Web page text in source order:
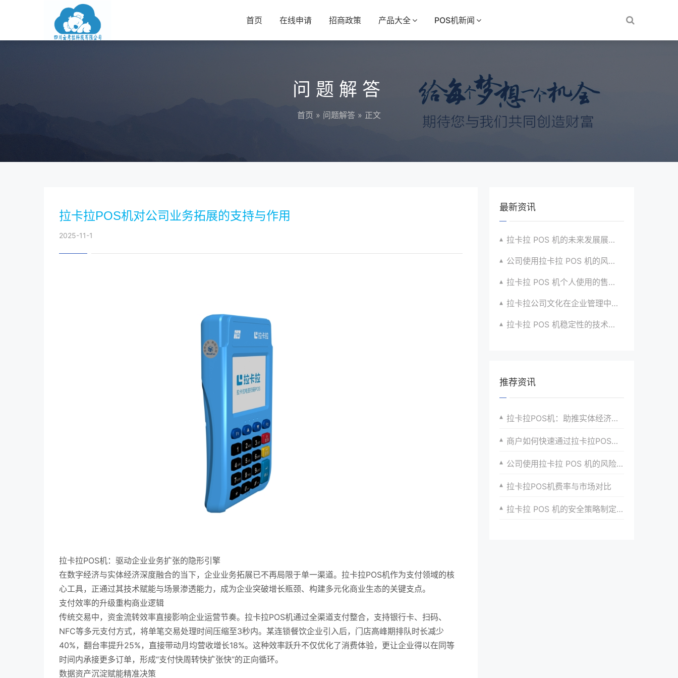
首页 在线申请 招商政策 产品大全 POS机新闻
问题解答
首页 » 问题解答 » 正文
拉卡拉POS机对公司业务拓展的支持与作用
2025-11-1
拉卡拉POS机：驱动企业业务扩张的隐形引擎
在数字经济与实体经济深度融合的当下，企业业务拓展已不再局限于单一渠道。拉卡拉POS机作为支付领域的核
心工具，正通过其技术赋能与场景渗透能力，成为企业突破增长瓶颈、构建多元化商业生态的关键支点。
支付效率的升级重构商业逻辑
传统交易中，资金流转效率直接影响企业运营节奏。拉卡拉POS机通过全渠道支付整合，支持银行卡、扫码、
NFC等多元支付方式，将单笔交易处理时间压缩至3秒内。某连锁餐饮企业引入后，门店高峰期排队时长减少
40%，翻台率提升25%，直接带动月均营收增长18%。这种效率跃升不仅优化了消费体验，更让企业得以在同等
时间内承接更多订单，形成“支付快周转快扩张快”的正向循环。
数据资产沉淀赋能精准决策
最新资讯
拉卡拉 POS 机的未来发展展望与战略规划
公司使用拉卡拉 POS 机的风险评估与应对
拉卡拉 POS 机个人使用的售后服务优化
拉卡拉公司文化在企业管理中的作用
拉卡拉 POS 机稳定性的技术创新与应用实践
推荐资讯
拉卡拉POS机：助推实体经济发展
商户如何快速通过拉卡拉POS机申请审核
公司使用拉卡拉 POS 机的风险评估与应对
拉卡拉POS机费率与市场对比
拉卡拉 POS 机的安全策略制定与执行